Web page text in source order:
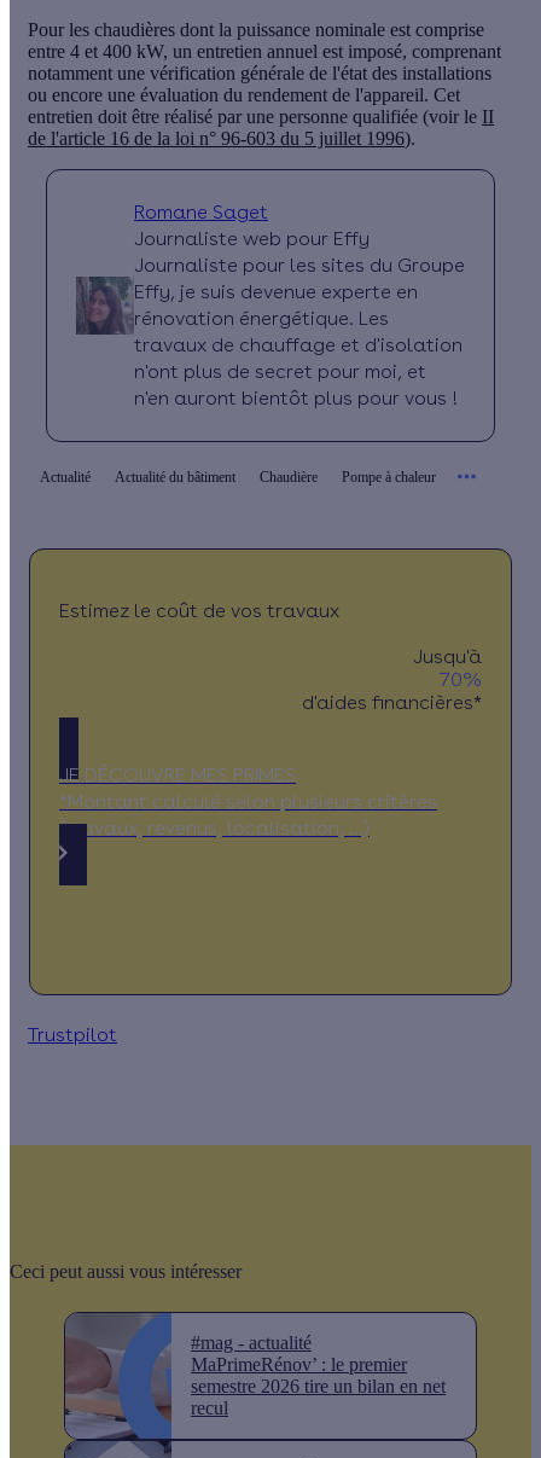
Pour les chaudières dont la puissance nominale est comprise
entre 4 et 400 kW, un entretien annuel est imposé, comprenant
notamment une vérification générale de l'état des installations
ou encore une évaluation du rendement de l'appareil. Cet
entretien doit être réalisé par une personne qualifiée (voir le II
de l'article 16 de la loi n° 96-603 du 5 juillet 1996).
Romane Saget
Journaliste web pour Effy
Journaliste pour les sites du Groupe
Effy, je suis devenue experte en
rénovation énergétique. Les
travaux de chauffage et d'isolation
n'ont plus de secret pour moi, et
n'en auront bientôt plus pour vous !
Actualité Actualité du bâtiment Chaudière Pompe à chaleur
Estimez le coût de vos travaux
Jusqu'à
70%
d'aides financières*
JE DÉCOUVRE MES PRIMES
*Montant calculé selon plusieurs critères
(travaux, revenus, localisation, …)
Trustpilot
Ceci peut aussi vous intéresser
#mag - actualité
MaPrimeRénov’ : le premier
semestre 2026 tire un bilan en net
recul